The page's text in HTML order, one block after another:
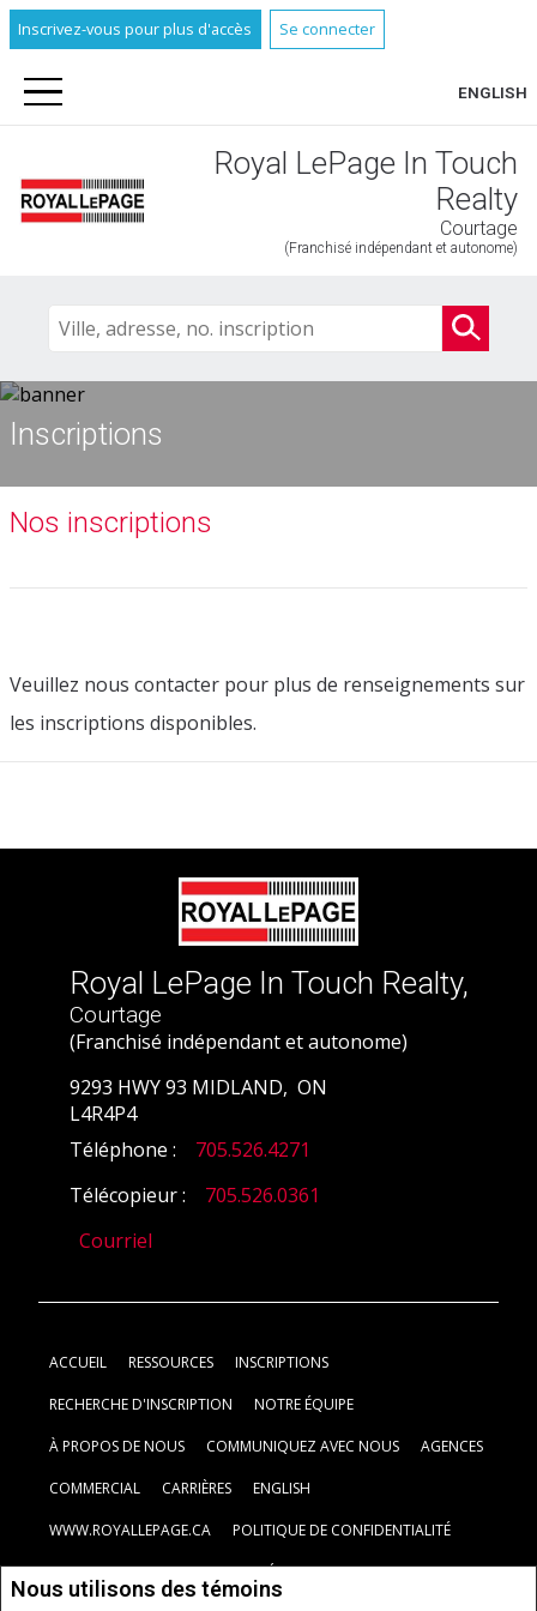
Nous utilisons des témoins
Inscrivez-vous pour plus d'accès Se connecter
ENGLISH
Royal LePage In Touch
Realty
Courtage
(Franchisé indépendant et autonome)
Inscriptions
Nos inscriptions
Veuillez nous contacter pour plus de renseignements sur
les inscriptions disponibles.
Royal LePage In Touch Realty,
Courtage
(Franchisé indépendant et autonome)
9293 HWY 93 MIDLAND, ON
L4R4P4
Téléphone :
705.526.4271
Télécopieur :
705.526.0361
Courriel
ACCUEIL RESSOURCES INSCRIPTIONS
RECHERCHE D'INSCRIPTION NOTRE ÉQUIPE
À PROPOS DE NOUS COMMUNIQUEZ AVEC NOUS AGENCES
COMMERCIAL CARRIÈRES ENGLISH
WWW.ROYALLEPAGE.CA POLITIQUE DE CONFIDENTIALITÉ
CLAUSE DE NON-RESPONSABILITÉ CONDITIONS D'UTILISATION